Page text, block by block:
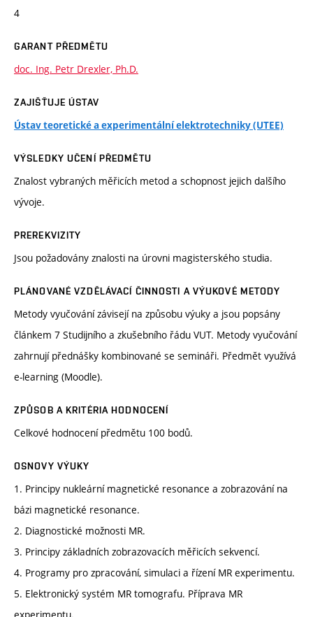
4
GARANT PŘEDMĚTU
doc. Ing. Petr Drexler, Ph.D.
ZAJIŠŤUJE ÚSTAV
Ústav teoretické a experimentální elektrotechniky (UTEE)
VÝSLEDKY UČENÍ PŘEDMĚTU
Znalost vybraných měřicích metod a schopnost jejich dalšího
vývoje.
PREREKVIZITY
Jsou požadovány znalosti na úrovni magisterského studia.
PLÁNOVANÉ VZDĚLÁVACÍ ČINNOSTI A VÝUKOVÉ METODY
Metody vyučování závisejí na způsobu výuky a jsou popsány
článkem 7 Studijního a zkušebního řádu VUT. Metody vyučování
zahrnují přednášky kombinované se semináři. Předmět využívá
e-learning (Moodle).
ZPŮSOB A KRITÉRIA HODNOCENÍ
Celkové hodnocení předmětu 100 bodů.
OSNOVY VÝUKY
1. Principy nukleární magnetické resonance a zobrazování na
bázi magnetické resonance.
2. Diagnostické možnosti MR.
3. Principy základních zobrazovacích měřicích sekvencí.
4. Programy pro zpracování, simulaci a řízení MR experimentu.
5. Elektronický systém MR tomografu. Příprava MR